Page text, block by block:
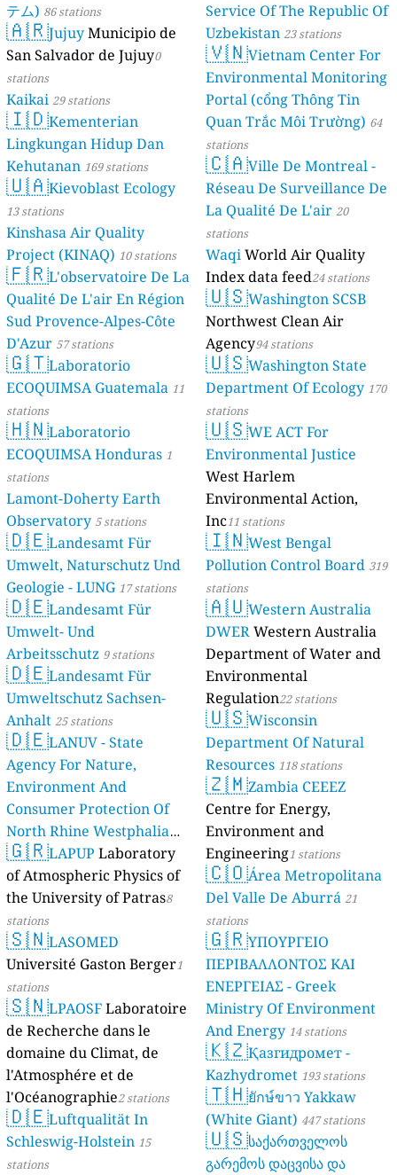
テム) 86 stations
🇦🇷Jujuy Municipio de
San Salvador de Jujuy0
stations
Kaikai 29 stations
🇮🇩Kementerian
Lingkungan Hidup Dan
Kehutanan 169 stations
🇺🇦Kievoblast Ecology
13 stations
Kinshasa Air Quality
Project (KINAQ) 10 stations
🇫🇷L'observatoire De La
Qualité De L'air En Région
Sud Provence-Alpes-Côte
D'Azur 57 stations
🇬🇹Laboratorio
ECOQUIMSA Guatemala 11
stations
🇭🇳Laboratorio
ECOQUIMSA Honduras 1
stations
Lamont-Doherty Earth
Observatory 5 stations
🇩🇪Landesamt Für
Umwelt, Naturschutz Und
Geologie - LUNG 17 stations
🇩🇪Landesamt Für
Umwelt- Und
Arbeitsschutz 9 stations
🇩🇪Landesamt Für
Umweltschutz Sachsen-
Anhalt 25 stations
🇩🇪LANUV - State
Agency For Nature,
Environment And
Consumer Protection Of
North Rhine Westphalia
(Landesamt Für Natur,
Umwelt Und
Verbraucherschutz NRW)
61 stations
🇬🇷LAPUP Laboratory
of Atmospheric Physics of
the University of Patras8
stations
🇸🇳LASOMED
Université Gaston Berger1
stations
🇸🇳LPAOSF Laboratoire
de Recherche dans le
domaine du Climat, de
l'Atmosphére et de
l'Océanographie2 stations
🇩🇪Luftqualität In
Schleswig-Holstein 15
stations
Service Of The Republic Of
Uzbekistan 23 stations
🇻🇳Vietnam Center For
Environmental Monitoring
Portal (cổng Thông Tin
Quan Trắc Môi Trường) 64
stations
🇨🇦Ville De Montreal -
Réseau De Surveillance De
La Qualité De L'air 20
stations
WaqiWorld Air Quality
Index data feed24 stations
🇺🇸Washington SCSB
Northwest Clean Air
Agency94 stations
🇺🇸Washington State
Department Of Ecology 170
stations
🇺🇸WE ACT For
Environmental Justice
West Harlem
Environmental Action,
Inc11 stations
🇮🇳West Bengal
Pollution Control Board 319
stations
🇦🇺Western Australia
DWERWestern Australia
Department of Water and
Environmental
Regulation22 stations
🇺🇸Wisconsin
Department Of Natural
Resources 118 stations
🇿🇲Zambia CEEEZ
Centre for Energy,
Environment and
Engineering1 stations
🇨🇴Área Metropolitana
Del Valle De Aburrá 21
stations
🇬🇷ΥΠΟΥΡΓΕΙΟ
ΠΕΡΙΒΑΛΛΟΝΤΟΣ ΚΑΙ
ΕΝΕΡΓΕΙΑΣ - Greek
Ministry Of Environment
And Energy 14 stations
🇰🇿Қазгидромет -
Kazhydromet 193 stations
🇹🇭ยักษ์ขาว Yakkaw
(White Giant) 447 stations
🇺🇸საქართველოს
გარემოს დაცვისა და